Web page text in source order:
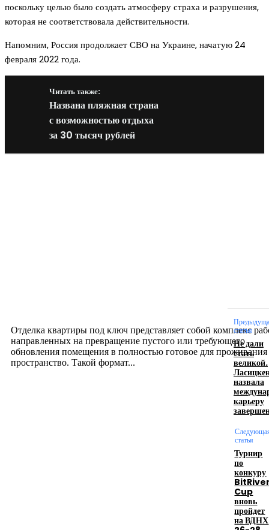
поскольку целью было создать атмосферу страха и разрушения,
которая не соответствовала действительности.
Напомним, Россия продолжает СВО на Украине, начатую 24
февраля 2022 года.
Читать также:
Названа пляжная страна
с возможностью отдыха
за 30 тысяч рублей
Отделка квартиры под ключ представляет собой комплекс
направленных на превращение пустого или требующего
обновления помещения в полностью готовое для проживания
пространство. Такой формат...
логотипом: эффективный инструмент бренда
Девушка в бокале: легендарный номер бурлеска
статья
Не дали
стать
великой.
назвала
карьеру
статья
Турнир
по
конкуру
Cup
вновь
пройдет
на ВДНХ